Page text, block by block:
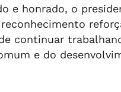
e honrado, o
continuar
e do